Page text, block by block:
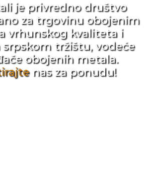
je privredno društvo
za trgovinu obojenim
vrhunskog kvaliteta i
srpskom tržištu, vodeće
obojenih metala.
nas za ponudu!